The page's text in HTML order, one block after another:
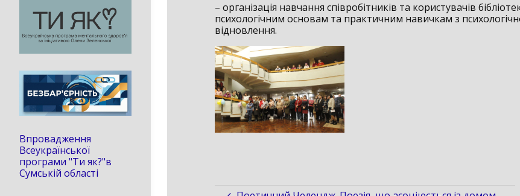
– організація навчання співробітників та користувачів
психологічним основам та практичним навичкам з
відновлення.
Впровадження
Всеукраїнської
програми "Ти як?"в
Сумській області